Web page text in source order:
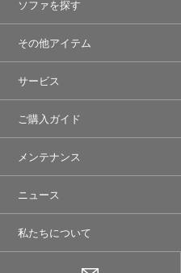
ソファを探す
その他アイテム
サービス
ご購入ガイド
メンテナンス
ニュース
私たちについて